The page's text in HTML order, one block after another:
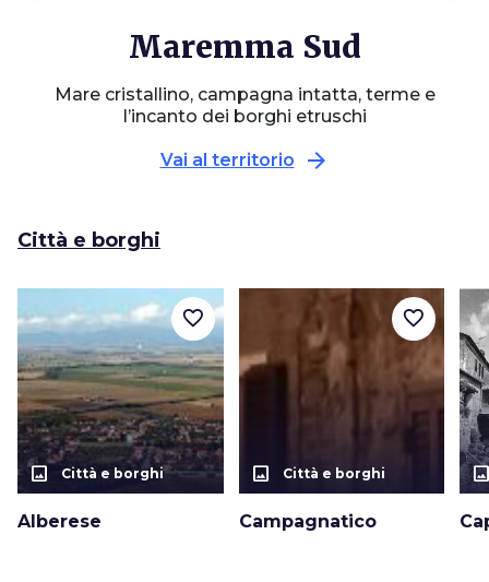
Maremma Sud
Mare cristallino, campagna intatta, terme e
l’incanto dei borghi etruschi
Vai al territorio arrow_forward
Città e borghi
photo_size_select_actual Città e borghi
Alberese
favorite_border
photo_size_select_actual Città e borghi
Campagnatico
favorite_border